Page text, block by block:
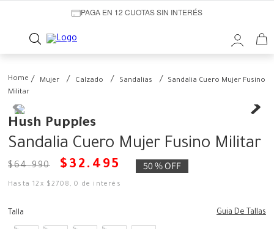
PAGA EN 12 CUOTAS SIN INTERÉS
Mujer Calzado Sandalias
Sandalia Cuero Mujer Fusino
Militar
Hush Puppies
Sandalia Cuero Mujer Fusino Militar
$64.990 $ 32. 495 50 %OFF
Hasta12 x $2708 ,0 de interés
Talla Guia De Tallas